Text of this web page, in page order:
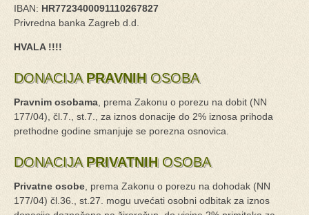
IBAN: HR7723400091110267827
Privredna banka Zagreb d.d.
HVALA !!!!
DONACIJA PRAVNIH OSOBA
Pravnim osobama , prema Zakonu o porezu na dobit (NN
177/04), čl.7., st.7., za iznos donacije do 2% iznosa prihoda
prethodne godine smanjuje se porezna osnovica.
DONACIJA PRIVATNIH OSOBA
Privatne osobe , prema Zakonu o porezu na dohodak (NN
177/04) čl.36., st.27. mogu uvećati osobni odbitak za iznos